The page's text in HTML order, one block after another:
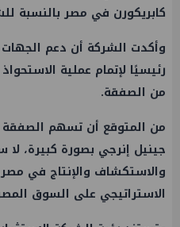
كابريكورن في مصر بالنسبة
وأكدت الشركة أن دعم الجهات
رئيسيًا لإتمام عملية
من الصفقة.
من المتوقع أن تسهم
جينيل إنرجي بصورة كبيرة،
والاستكشاف والإنتاج في
الاستراتيجي على السوق